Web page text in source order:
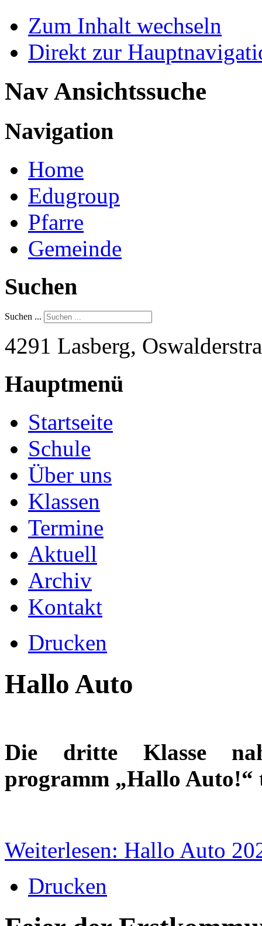
Zum Inhalt wechseln
Direkt zur
Nav Ansichtssuche
Navigation
Home
Edugroup
Pfarre
Gemeinde
Suchen
Suchen ...
4291 Lasberg,
Hauptmenü
Startseite
Schule
Über uns
Klassen
Termine
Aktuell
Archiv
Kontakt
Drucken
Hallo Auto
Die dritte Klasse
programm „Hallo Auto!“
Weiterlesen: Hallo Auto
Drucken